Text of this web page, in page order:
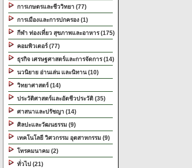
การเกษตรและชีววิทยา (77)
การเมืองและการปกครอง (1)
กีฬา ท่องเที่ยว สุขภาพและอาหาร (175)
คอมพิวเตอร์ (77)
ธุรกิจ เศรษฐศาสตร์และการจัดการ (14)
นวนิยาย อ่านเล่น และนิทาน (10)
วิทยาศาสตร์ (14)
ประวัติศาสตร์และอัตชีวประวัติ (35)
ศาสนาและปรัชญา (14)
ศิลปะและวัฒนธรรม (9)
เทคโนโลยี วิศวกรรม อุตสาหกรรม (9)
โทรคมนาคม (2)
ทั่วไป (21)